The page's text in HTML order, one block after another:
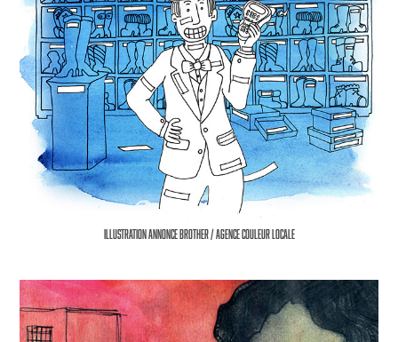
Illustration annonce Brother / Agence Couleur Locale